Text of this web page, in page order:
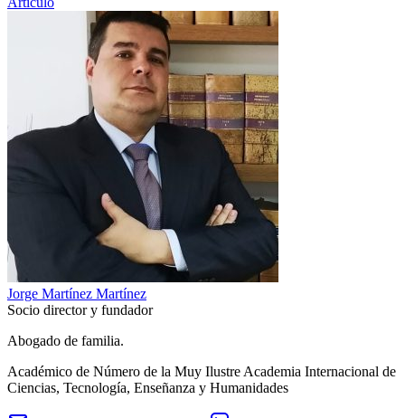
Jorge Martínez Martínez
Socio director y fundador
Abogado de familia.
Académico de Número de la Muy Ilustre Academia Internacional de
Ciencias, Tecnología, Enseñanza y Humanidades